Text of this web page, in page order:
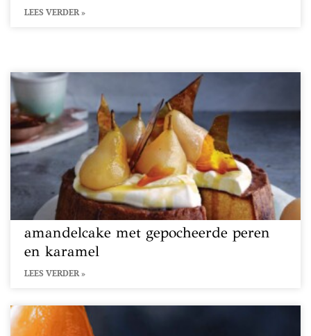
LEES VERDER »
amandelcake met gepocheerde peren
en karamel
LEES VERDER »